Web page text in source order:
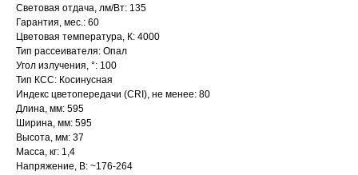
Световая отдача, лм/Вт: 135
Гарантия, мес.: 60
Цветовая температура, К: 4000
Тип рассеивателя: Опал
Угол излучения, °: 100
Тип КСС: Косинусная
Индекс цветопередачи (CRI), не менее: 80
Длина, мм: 595
Ширина, мм: 595
Высота, мм: 37
Масса, кг: 1,4
Напряжение, В: ~176-264